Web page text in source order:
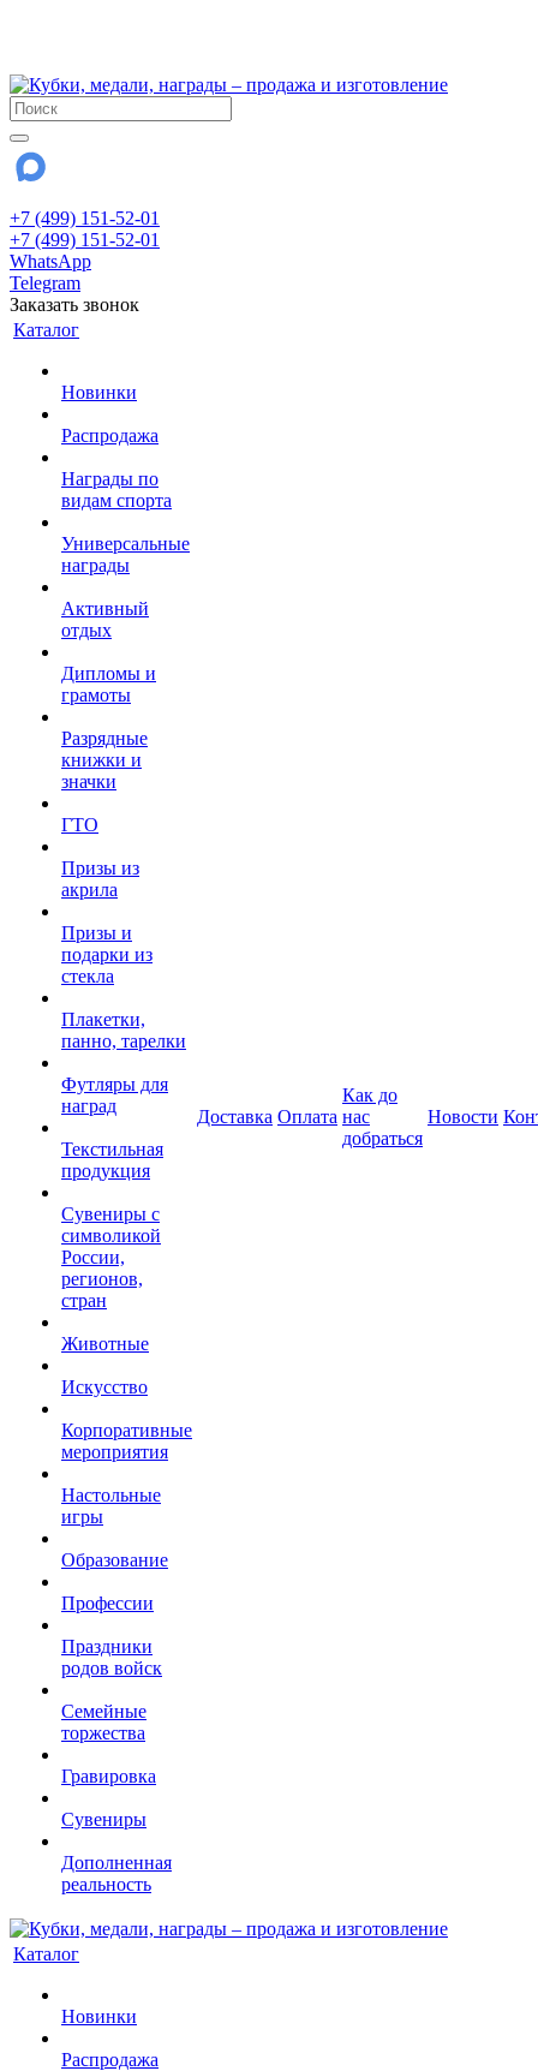
+7 (499) 151-52-01
+7 (499) 151-52-01
WhatsApp
Telegram
Заказать звонок
Каталог
Новинки
Распродажа
Награды по
видам спорта
Универсальные
награды
Активный
отдых
Дипломы и
грамоты
Разрядные
книжки и
значки
ГТО
Призы из
акрила
Призы и
подарки из
стекла
Плакетки,
панно, тарелки
Футляры для
наград
Текстильная
продукция
Сувениры с
символикой
России,
регионов,
стран
Животные
Искусство
Корпоративные
мероприятия
Настольные
игры
Образование
Профессии
Праздники
родов войск
Семейные
торжества
Гравировка
Сувениры
Дополненная
реальность
Доставка Оплата
Как до
нас
добраться
Новости
Каталог
Новинки
Распродажа